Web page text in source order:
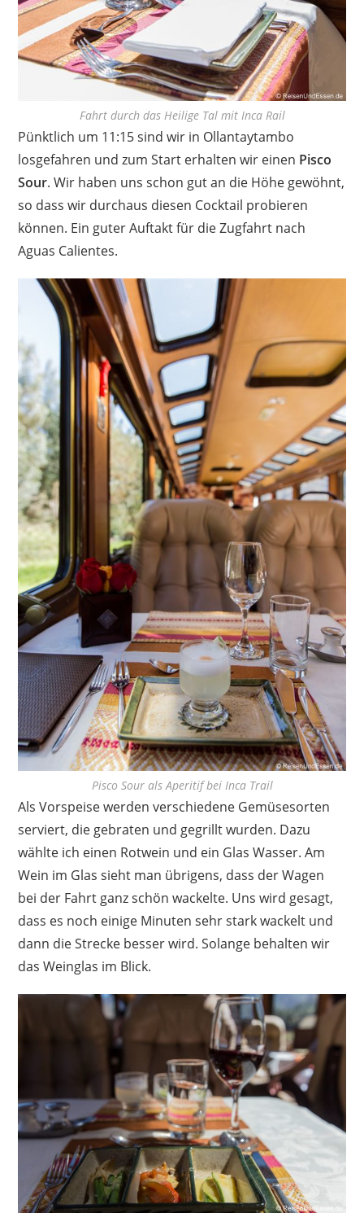
Fahrt durch das Heilige Tal mit Inca Rail
Pünktlich um 11:15 sind wir in Ollantaytambo
losgefahren und zum Start erhalten wir einen Pisco
Sour. Wir haben uns schon gut an die Höhe gewöhnt,
so dass wir durchaus diesen Cocktail probieren
können. Ein guter Auftakt für die Zugfahrt nach
Aguas Calientes.
Pisco Sour als Aperitif bei Inca Trail
Als Vorspeise werden verschiedene Gemüsesorten
serviert, die gebraten und gegrillt wurden. Dazu
wählte ich einen Rotwein und ein Glas Wasser. Am
Wein im Glas sieht man übrigens, dass der Wagen
bei der Fahrt ganz schön wackelte. Uns wird gesagt,
dass es noch einige Minuten sehr stark wackelt und
dann die Strecke besser wird. Solange behalten wir
das Weinglas im Blick.